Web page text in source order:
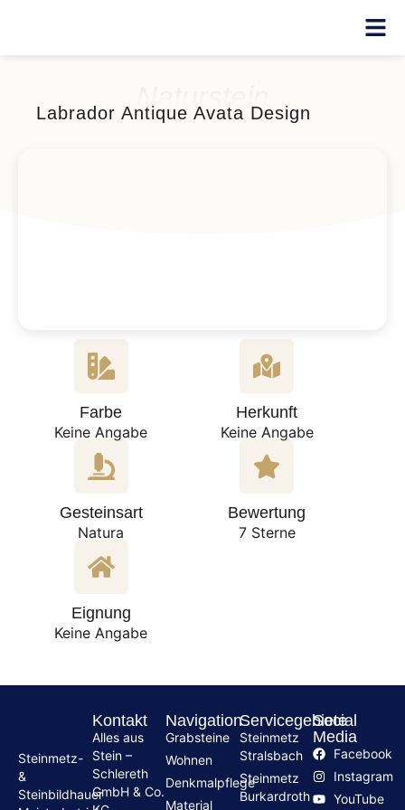
Labrador Antique Avata Design
Farbe
Keine Angabe
Herkunft
Keine Angabe
Gesteinsart
Natura
Bewertung
7 Sterne
Eignung
Keine Angabe
Steinmetz-
&
Steinbildhauer
Kontakt
Alles aus
Stein –
Schlereth
GmbH & Co.
Navigation
Grabsteine
Wohnen
Denkmalpflege
Material
Servicegebiete
Steinmetz
Stralsbach
Steinmetz
Burkardroth
Social
Media
Facebook
Instagram
YouTube